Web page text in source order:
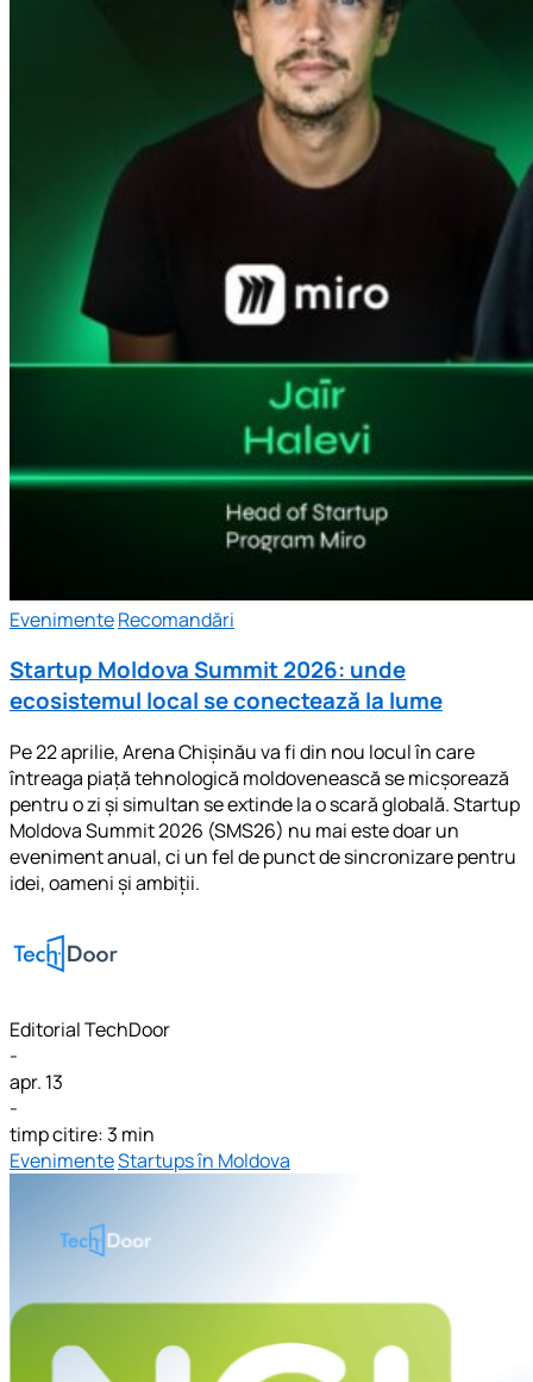
EvenimenteRecomandări
Startup Moldova Summit 2026: unde
ecosistemul local se conectează la lume
Pe 22 aprilie, Arena Chișinău va fi din nou locul în care
întreaga piață tehnologică moldovenească se micșorează
pentru o zi și simultan se extinde la o scară globală. Startup
Moldova Summit 2026 (SMS26) nu mai este doar un
eveniment anual, ci un fel de punct de sincronizare pentru
idei, oameni și ambiții.
Editorial TechDoor
-
apr. 13
-
timp citire: 3 min
EvenimenteStartups în Moldova